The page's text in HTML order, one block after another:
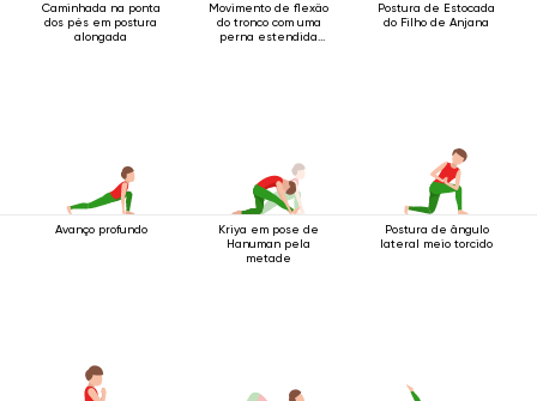
Caminhada na ponta
dos pés em postura
alongada
Movimento de flexão
do tronco com uma
perna estendida
Postura de Estocada
do Filho de Anjana
Avanço profundo
Kriya em pose de
Hanuman pela
metade
Postura de ângulo
lateral meio torcido